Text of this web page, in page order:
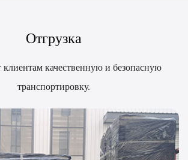
Отгрузка
клиентам качественную и безопасную
транспортировку.